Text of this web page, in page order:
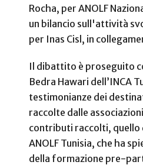
Rocha, per ANOLF
un bilancio sull'attività
per Inas Cisl, in
Il dibattito è proseguito
Bedra Hawari dell’INCA
testimonianze dei
raccolte dalle
contributi raccolti, quello
ANOLF Tunisia, che ha
della formazione pre-